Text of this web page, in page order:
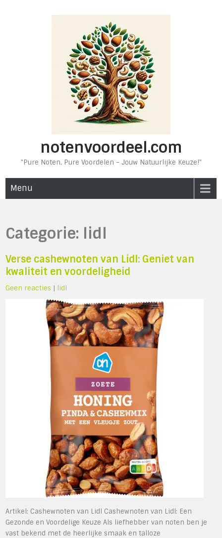
notenvoordeel.com
"Pure Noten, Pure Voordelen – Jouw Natuurlijke Keuze!"
Menu
Categorie: lidl
Verse cashewnoten van Lidl: Geniet van
kwaliteit en voordeligheid
Geen reacties | lidl
Artikel: Cashewnoten van Lidl Cashewnoten van Lidl: Een
Gezonde en Voordelige Keuze Als liefhebber van noten ben je
vast bekend met de heerlijke smaak en talloze